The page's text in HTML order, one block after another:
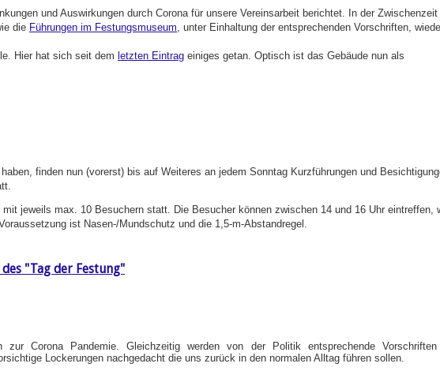
und Auswirkungen durch Corona für unsere Vereinsarbeit berichtet. In der Zwischenzeit
die Führungen im Festungsmuseum , unter Einhaltung der entsprechenden Vorschriften,
Hier hat sich seit dem letzten Eintrag einiges getan. Optisch ist das Gebäude nun als
finden nun (vorerst) bis auf Weiteres an jedem Sonntag Kurzführungen und
jeweils max. 10 Besuchern statt. Die Besucher können zwischen 14 und 16 Uhr eintreffen,
ist Nasen-/Mundschutz und die 1,5-m-Abstandregel.
"Tag der Festung"
Corona Pandemie. Gleichzeitig werden von der Politik entsprechende Vorschriften
Lockerungen nachgedacht die uns zurück in den normalen Alltag führen sollen.